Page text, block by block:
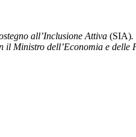
all’Inclusione Attiva (SIA).
il Ministro dell’Economia e delle